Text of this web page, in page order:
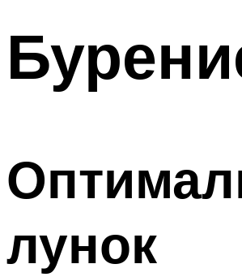
лунок